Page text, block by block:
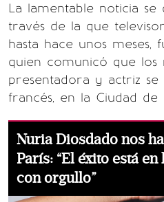
La lamentable noticia
través de la que
hasta hace unos meses,
quien comunicó que los
presentadora y actriz
francés, en la Ciudad de
Nuria Diosdado nos
París: “El éxito está
con orgullo”